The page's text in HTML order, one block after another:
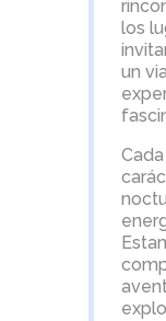
los
un